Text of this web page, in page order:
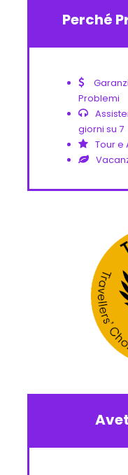
Perché
Problemi
giorni su 7
Tour e